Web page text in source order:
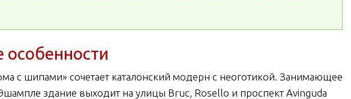
особенности
с шипами» сочетает каталонский модерн с неоготикой. Занимающее
здание выходит на улицы Bruc, Rosello и проспект Avinguda